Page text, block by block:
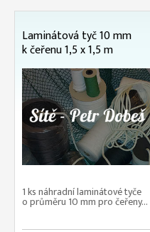
Laminátová tyč 10 mm
k čeřenu 1,5 x 1,5 m
1 ks náhradní laminátové tyče
o průměru 10 mm pro čeřeny...